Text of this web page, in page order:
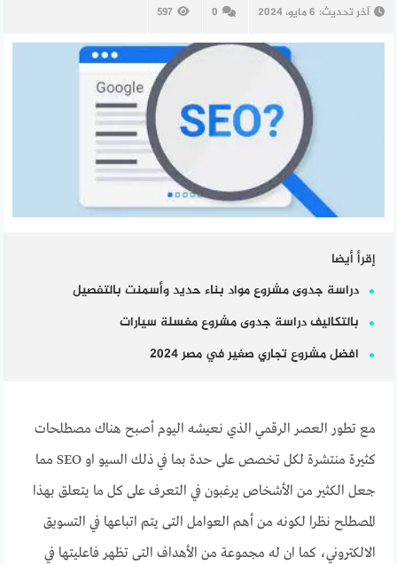
آخر تحديث: 6 مايو، 2024 0
597
إقرأ أيضا
دراسة جدوى مشروع مواد بناء حديد وأسمنت بالتفصيل
بالتكاليف دراسة جدوى مشروع مغسلة سيارات
افضل مشروع تجاري صغير في مصر 2024
مع تطور العصر الرقمي الذي نعيشه اليوم أصبح هناك مصطلحات
كثيرة منتشرة لكل تخصص على حدة بما في ذلك السيو او SEO مما
جعل الكثير من الأشخاص يرغبون في التعرف على كل ما يتعلق بهذا
المصطلح نظرا لكونه من أهم العوامل التى يتم اتباعها في التسويق
الالكتروني، كما ان له مجموعة من الأهداف التى تظهر فاعليتها في